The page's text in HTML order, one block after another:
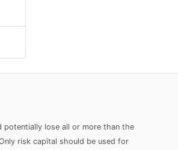
lose all or more than the
risk capital should be used for